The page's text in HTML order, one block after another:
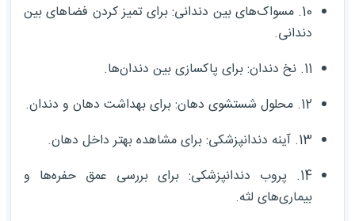
10. مسواک‌های بین دندانی: برای تمیز کردن فضاهای بین
دندانی.
11. نخ دندان: برای پاکسازی بین دندان‌ها.
12. محلول شستشوی دهان: برای بهداشت دهان و دندان.
13. آینه دندانپزشکی: برای مشاهده بهتر داخل دهان.
14. پروب دندانپزشکی: برای بررسی عمق حفره‌ها و
بیماری‌های لثه.